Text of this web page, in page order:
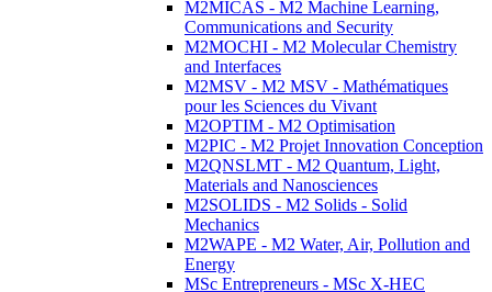
M2MICAS - M2 Machine Learning,
Communications and Security
M2MOCHI - M2 Molecular Chemistry
and Interfaces
M2MSV - M2 MSV - Mathématiques
pour les Sciences du Vivant
M2OPTIM - M2 Optimisation
M2PIC - M2 Projet Innovation Conception
M2QNSLMT - M2 Quantum, Light,
Materials and Nanosciences
M2SOLIDS - M2 Solids - Solid
Mechanics
M2WAPE - M2 Water, Air, Pollution and
Energy
MSc Entrepreneurs - MSc X-HEC